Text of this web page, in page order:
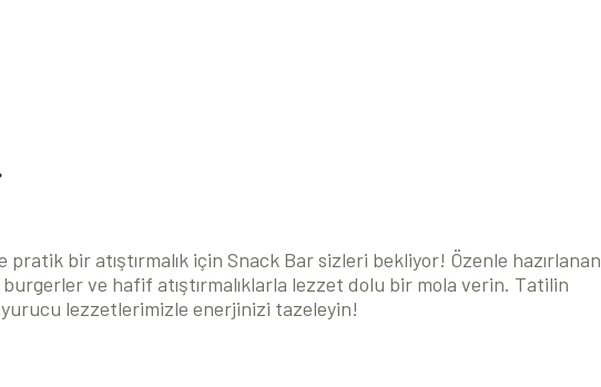
pratik bir atıştırmalık için Snack Bar sizleri bekliyor! Özenle hazırlanan
ve hafif atıştırmalıklarla lezzet dolu bir mola verin. Tatilin
lezzetlerimizle enerjinizi tazeleyin!